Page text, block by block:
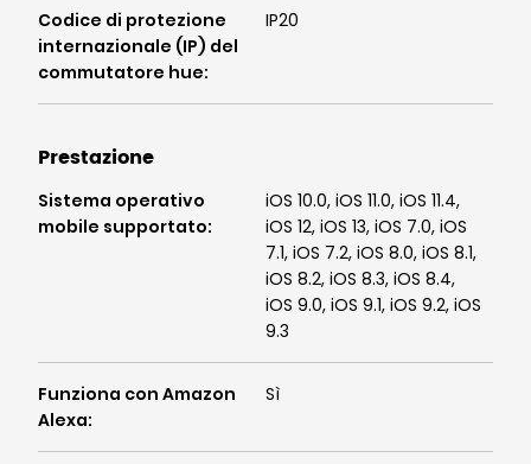
Codice di protezione
internazionale (IP) del
commutatore hue:
IP20
Prestazione
Sistema operativo
mobile supportato:
iOS 10.0, iOS 11.0, iOS 11.4,
iOS 12, iOS 13, iOS 7.0, iOS
7.1, iOS 7.2, iOS 8.0, iOS 8.1,
iOS 8.2, iOS 8.3, iOS 8.4,
iOS 9.0, iOS 9.1, iOS 9.2, iOS
9.3
Funziona con Amazon
Alexa:
Sì